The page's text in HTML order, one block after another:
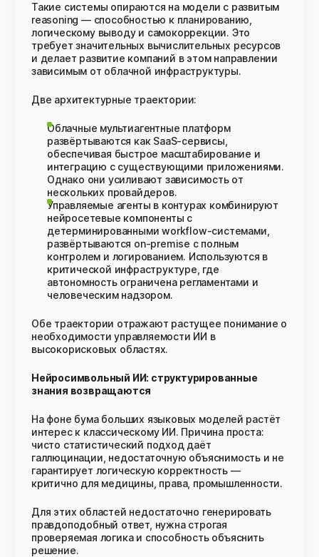
Такие системы опираются на модели с развитым
reasoning — способностью к планированию,
логическому выводу и самокоррекции. Это
требует значительных вычислительных ресурсов
и делает развитие компаний в этом направлении
зависимым от облачной инфраструктуры.
Две архитектурные траектории:
Облачные мультиагентные платформ
развёртываются как SaaS-сервисы,
обеспечивая быстрое масштабирование и
интеграцию с существующими приложениями.
Однако они усиливают зависимость от
нескольких провайдеров.
Управляемые агенты в контурах комбинируют
нейросетевые компоненты с
детерминированными workflow-системами,
развёртываются on-premise с полным
контролем и логированием. Используются в
критической инфраструктуре, где
автономность ограничена регламентами и
человеческим надзором.
Обе траектории отражают растущее понимание о
необходимости управляемости ИИ в
высокорисковых областях.
Нейросимвольный ИИ: структурированные
знания возвращаются
На фоне бума больших языковых моделей растёт
интерес к классическому ИИ. Причина проста:
чисто статистический подход даёт
галлюцинации, недостаточную объяснимость и не
гарантирует логическую корректность —
критично для медицины, права, промышленности.
Для этих областей недостаточно генерировать
правдоподобный ответ, нужна строгая
проверяемая логика и способность объяснить
решение.